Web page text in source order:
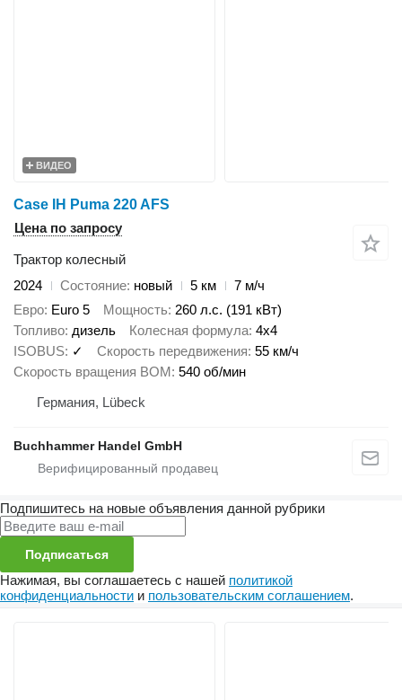
ВИДЕО
Case IH Puma 220 AFS
Цена по запросу
Трактор колесный
2024
Состояние новый 5 км
7 м/ч
Евро Euro 5 Мощность 260 л.с. (191 кВт)
Топливо дизель Колесная формула 4x4
ISOBUS ✓ Скорость передвижения 55 км/ч
Скорость вращения ВОМ 540 об/мин
Германия, Lübeck
Buchhammer Handel GmbH
Подпишитесь на новые объявления данной рубрики
Подписаться
Нажимая, вы соглашаетесь с нашей политикой
конфиденциальности и пользовательским соглашением.